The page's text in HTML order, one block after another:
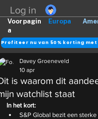
Log in
Europa
Voorpagin
a
is waarom dit
watchlist staat
Davey Groeneveld
10 apr
In het kort:
S&P Global bezit een